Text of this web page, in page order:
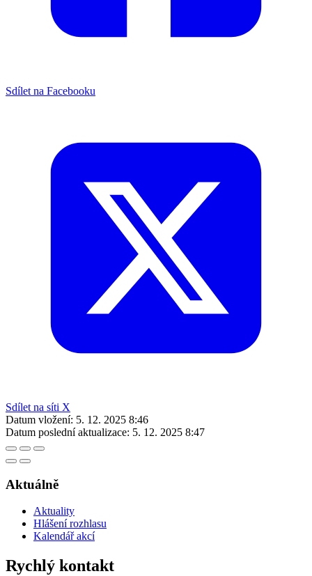
Sdílet na Facebooku
Sdílet na síti X
Datum vložení: 5. 12. 2025 8:46
Datum poslední aktualizace: 5. 12. 2025 8:47
Aktuálně
Aktuality
Hlášení rozhlasu
Kalendář akcí
Rychlý kontakt